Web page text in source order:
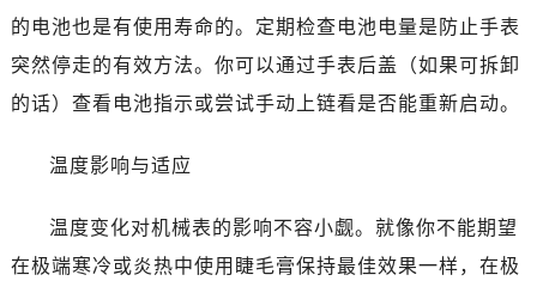
的电池也是有使用寿命的。定期检查电池电量是防止手表
突然停走的有效方法。你可以通过手表后盖（如果可拆卸
的话）查看电池指示或尝试手动上链看是否能重新启动。
温度影响与适应
温度变化对机械表的影响不容小觑。就像你不能期望
在极端寒冷或炎热中使用睫毛膏保持最佳效果一样，在极